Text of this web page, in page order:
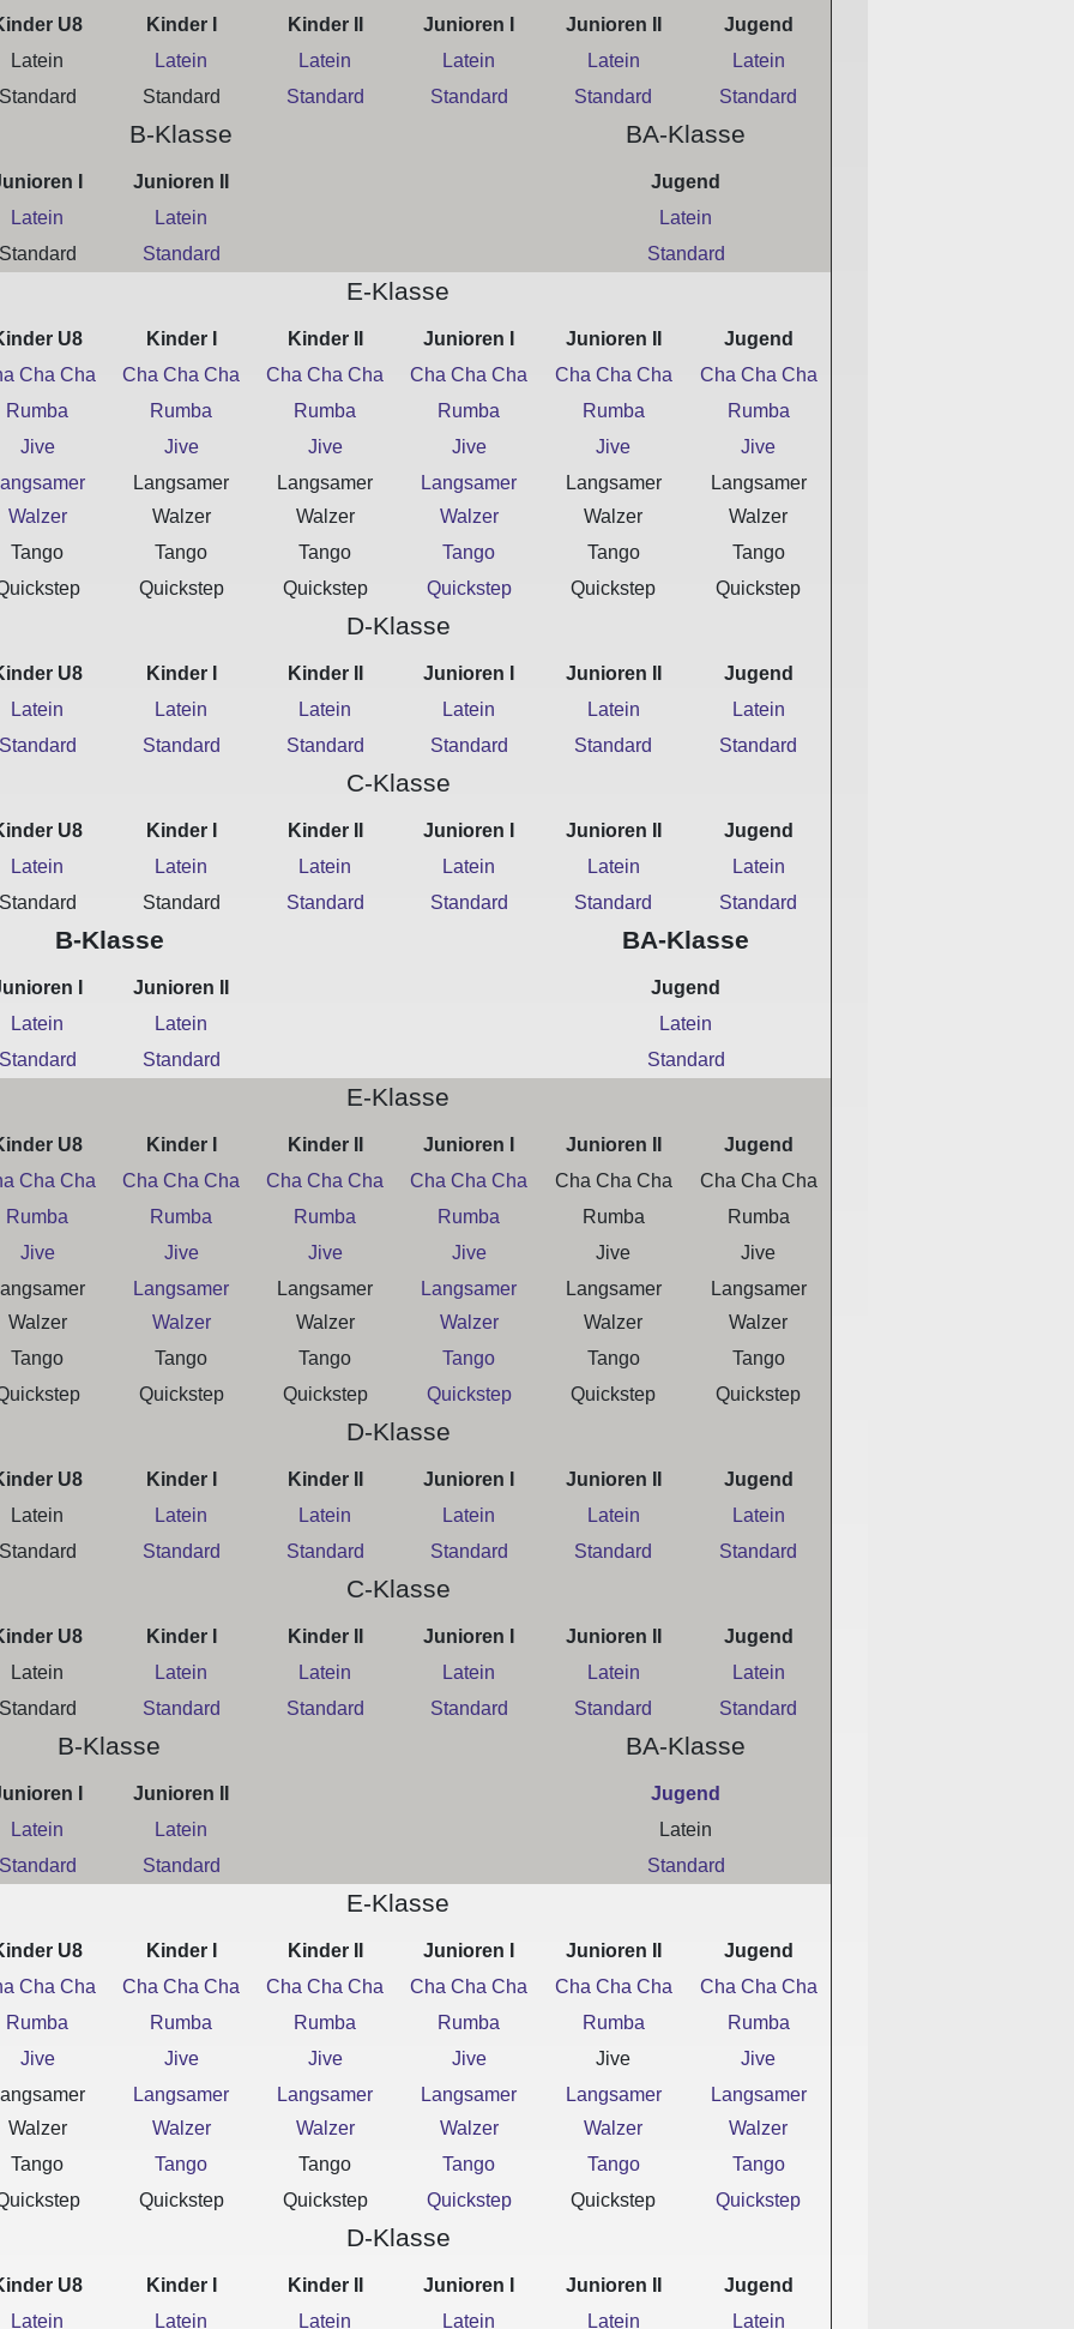
U8 Kinder I Kinder II Junioren I Junioren II
Jugend
Latein
Latein Latein Latein Latein
Latein
Standard Standard Standard Standard Standard
B-Klasse BA-Klasse
I Junioren II
Jugend
Latein
Latein
Latein
Standard Standard
E-Klasse
U8 Kinder I Kinder II Junioren I Junioren II
Jugend
Cha Cha
Cha Cha Cha Cha Cha Cha Cha Cha Cha Cha Cha Cha
Cha Cha Cha
Rumba
Rumba Rumba Rumba Rumba
Rumba
Jive
Jive Jive Jive Jive
Jive
Walzer
Langsamer
Walzer
Langsamer
Walzer
Langsamer
Walzer
Langsamer
Walzer
Langsamer
Walzer
Tango
Tango Tango Tango Tango
Tango
Quickstep Quickstep Quickstep Quickstep Quickstep
D-Klasse
U8 Kinder I Kinder II Junioren I Junioren II
Jugend
Latein
Latein Latein Latein Latein
Latein
Standard Standard Standard Standard Standard
C-Klasse
U8 Kinder I Kinder II Junioren I Junioren II
Jugend
Latein
Latein Latein Latein Latein
Latein
Standard Standard Standard Standard Standard
B-Klasse BA-Klasse
I Junioren II
Jugend
Latein
Latein
Latein
Standard Standard
E-Klasse
U8 Kinder I Kinder II Junioren I Junioren II
Jugend
Cha Cha
Cha Cha Cha Cha Cha Cha Cha Cha Cha Cha Cha Cha
Cha Cha Cha
Rumba
Rumba Rumba Rumba Rumba
Rumba
Jive
Jive Jive Jive Jive
Jive
Walzer
Langsamer
Walzer
Langsamer
Walzer
Langsamer
Walzer
Langsamer
Walzer
Langsamer
Walzer
Tango
Tango Tango Tango Tango
Tango
Quickstep Quickstep Quickstep Quickstep Quickstep
D-Klasse
U8 Kinder I Kinder II Junioren I Junioren II
Jugend
Latein
Latein Latein Latein Latein
Latein
Standard Standard Standard Standard Standard
C-Klasse
U8 Kinder I Kinder II Junioren I Junioren II
Jugend
Latein
Latein Latein Latein Latein
Latein
Standard Standard Standard Standard Standard
B-Klasse BA-Klasse
I Junioren II
Jugend
Latein
Latein
Latein
Standard Standard
E-Klasse
U8 Kinder I Kinder II Junioren I Junioren II
Jugend
Cha Cha
Cha Cha Cha Cha Cha Cha Cha Cha Cha Cha Cha Cha
Cha Cha Cha
Rumba
Rumba Rumba Rumba Rumba
Rumba
Jive
Jive Jive Jive Jive
Jive
Walzer
Langsamer
Walzer
Langsamer
Walzer
Langsamer
Walzer
Langsamer
Walzer
Langsamer
Walzer
Tango
Tango Tango Tango Tango
Tango
Quickstep Quickstep Quickstep Quickstep Quickstep
D-Klasse
U8 Kinder I Kinder II Junioren I Junioren II
Jugend
Latein
Latein Latein Latein Latein Latein